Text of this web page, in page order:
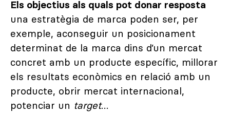
Els objectius als quals pot donar resposta
una estratègia de marca poden ser, per
exemple, aconseguir un posicionament
determinat de la marca dins d’un mercat
concret amb un producte específic, millorar
els resultats econòmics en relació amb un
producte, obrir mercat internacional,
potenciar un target…